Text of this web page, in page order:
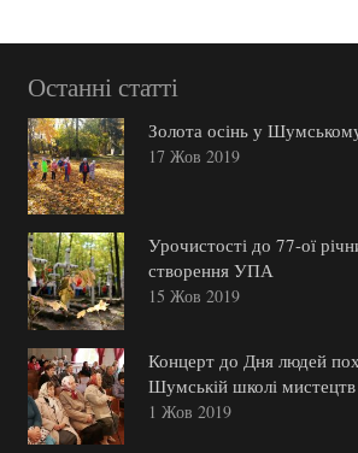
Останні статті
Золота осінь у
17 Жов 2019
Урочистості до 77-ої
створення УПА
15 Жов 2019
Концерт до Дня людей
Шумській школі мистецтв
1 Жов 2019